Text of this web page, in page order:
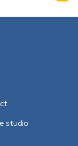
studio